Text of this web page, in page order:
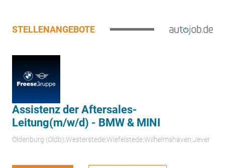
STELLENANGEBOTE
Assistenz der Aftersales-
Leitung(m/w/d) - BMW & MINI
Oldenburg (Oldb);Westerstede;Wiefelstede;Wilhelmshaven;Jever